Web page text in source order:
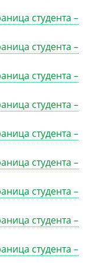
студента –
студента –
студента –
студента –
студента –
студента –
студента –
студента –
студента –